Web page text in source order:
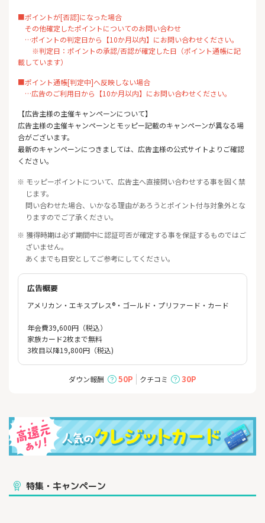
■ポイントが[否認]になった場合
その他確定したポイントについてのお問い合わせ
…ポイントの判定日から【10か月以内】にお問い合わせください。
※判定日：ポイントの承認/否認が確定した日（ポイント通帳に記
載しています）
■ポイント通帳[判定中]へ反映しない場合
…広告のご利用日から【10か月以内】にお問い合わせください。
【広告主様の主催キャンペーンについて】
広告主様の主催キャンペーンとモッピー記載のキャンペーンが異なる場
合がございます。
最新のキャンペーンにつきましては、広告主様の公式サイトよりご確認
ください。
※ モッピーポイントについて、広告主へ直接問い合わせする事を固く禁
じます。
問い合わせた場合、いかなる理由があろうとポイント付与対象外とな
りますのでご了承ください。
※ 獲得時期は必ず期間中に認証可否が確定する事を保証するものではご
ざいません。
あくまでも目安としてご参考にしてください。
広告概要
アメリカン・エキスプレス®・ゴールド・プリファード・カード
年会費39,600円（税込）
家族カード2枚まで無料
3枚目以降19,800円（税込)
ダウン報酬 50P クチコミ 30P
特集・キャンペーン